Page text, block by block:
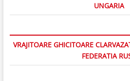
UNGARIA
VRAJITOARE GHICITOARE
FEDERATIA